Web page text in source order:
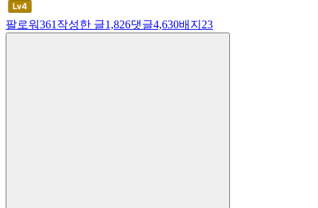
팔로워361 작성한 글1,826댓글4,630배지 23